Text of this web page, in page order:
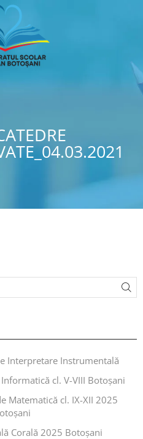
Interpretare Instrumentală
cl. V-VIII Botoșani
Matematică cl. IX-XII 2025
Corală 2025 Botoșani